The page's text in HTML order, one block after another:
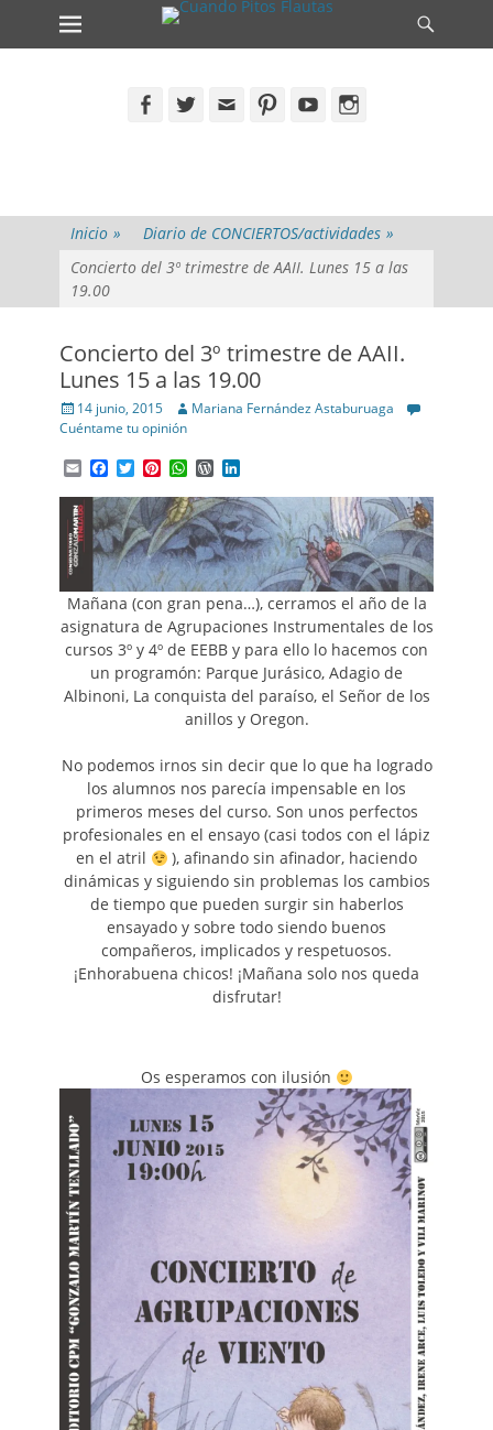
Skip
Primary Menu
Facebook
Twitter EmailPinterestYouTubeInstagram
Inicio » Diario de CONCIERTOS/actividades »
Concierto del 3º trimestre de AAII. Lunes 15 a las
19.00
Concierto del 3º trimestre de AAII.
Lunes 15 a las 19.00
Posted
on
14 junio, 2015 Author
Mariana Fernández Astaburuaga
Cuéntame tu opinión
EmailFacebook
TwitterPinterest
WhatsApp
WordPress
Mañana (con gran pena…), cerramos el año de la
asignatura de Agrupaciones Instrumentales de los
cursos 3º y 4º de EEBB y para ello lo hacemos con
un programón: Parque Jurásico, Adagio de
Albinoni, La conquista del paraíso, el Señor de los
anillos y Oregon.
No podemos irnos sin decir que lo que ha logrado
los alumnos nos parecía impensable en los
primeros meses del curso. Son unos perfectos
profesionales en el ensayo (casi todos con el lápiz
en el atril
), afinando sin afinador, haciendo
dinámicas y siguiendo sin problemas los cambios
de tiempo que pueden surgir sin haberlos
ensayado y sobre todo siendo buenos
compañeros, implicados y respetuosos.
¡Enhorabuena chicos! ¡Mañana solo nos queda
disfrutar!
Os esperamos con ilusión